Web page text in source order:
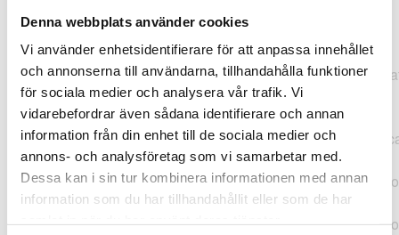
Denna webbplats använder cookies
Vi använder enhetsidentifierare för att anpassa innehållet
och annonserna till användarna, tillhandahålla funktioner
för sociala medier och analysera vår trafik. Vi
vidarebefordrar även sådana identifierare och annan
information från din enhet till de sociala medier och
annons- och analysföretag som vi samarbetar med.
Dessa kan i sin tur kombinera informationen med annan
information som du har tillhandahållit eller som de har
TypeError: "".concat(...).concat(...).replaceAll is not a
function at
https://webshop.pressbyran.se/_next/static/chunks/pages/
b1763451a2186f9e.js:1:11050 at Array.map
(<anonymous>) at K
(https://webshop.pressbyran.se/_next/static/chunks/pages/
b1763451a2186f9e.js:1:10836) at lk
(https://webshop.pressbyran.se/_next/static/chunks/
b241200379730ac0.js:1:129835) at i
(https://webshop.pressbyran.se/_next/static/chunks/